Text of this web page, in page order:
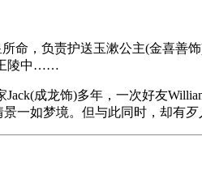
命，负责护送玉漱公主(金喜善
陵中……
成龙饰)多年，一次好友
一如梦境。但与此同时，却有